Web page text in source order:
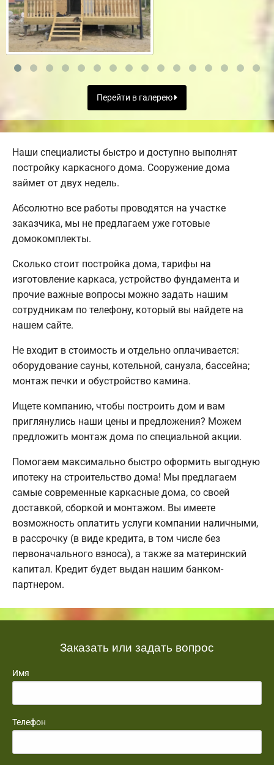
Перейти в галерею
Наши специалисты быстро и доступно выполнят
постройку каркасного дома. Сооружение дома
займет от двух недель.
Абсолютно все работы проводятся на участке
заказчика, мы не предлагаем уже готовые
домокомплекты.
Сколько стоит постройка дома, тарифы на
изготовление каркаса, устройство фундамента и
прочие важные вопросы можно задать нашим
сотрудникам по телефону, который вы найдете на
нашем сайте.
Не входит в стоимость и отдельно оплачивается:
оборудование сауны, котельной, санузла, бассейна;
монтаж печки и обустройство камина.
Ищете компанию, чтобы построить дом и вам
приглянулись наши цены и предложения? Можем
предложить монтаж дома по специальной акции.
Помогаем максимально быстро оформить выгодную
ипотеку на строительство дома! Мы предлагаем
самые современные каркасные дома, со своей
доставкой, сборкой и монтажом. Вы имеете
возможность оплатить услуги компании наличными,
в рассрочку (в виде кредита, в том числе без
первоначального взноса), а также за материнский
капитал. Кредит будет выдан нашим банком-
партнером.
Заказать или задать вопрос
Имя
Телефон